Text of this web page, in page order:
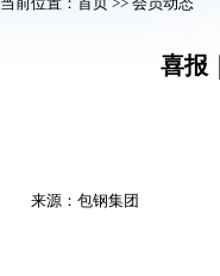
喜报
来源：包钢集团